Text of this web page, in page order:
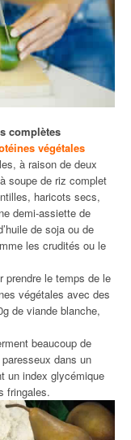
complètes
végétales
à raison de deux
soupe de riz complet
haricots secs,
demi-assiette de
de soja ou de
les crudités ou le
prendre le temps de le
végétales avec des
de viande blanche,
beaucoup de
dans un
un index glycémique
fringales.